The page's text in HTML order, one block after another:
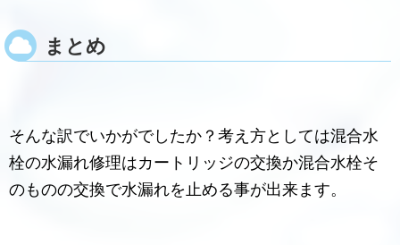
まとめ
そんな訳でいかがでしたか？考え方としては混合水
栓の水漏れ修理はカートリッジの交換か混合水栓そ
のものの交換で水漏れを止める事が出来ます。